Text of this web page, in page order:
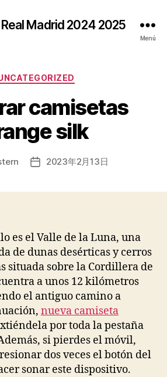
Madrid 2024 2025
Menú
Categorías
camisetas
silk
Fecha2023年2月13日
es el Valle de la Luna, una
de dunas desérticas y cerros
situada sobre la Cordillera de
a unos 12 kilómetros
el antiguo camino a
nueva camiseta
por toda la pestaña
si pierdes el móvil,
dos veces el botón del
sonar este dispositivo.